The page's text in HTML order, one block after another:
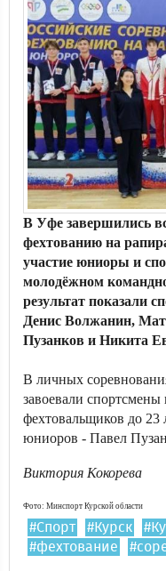
В Уфе завершились
фехтованию на
участие юниоры и
молодёжном
результат показали
Денис Волжанин,
Пузанков и Никита
В личных
завоевали
фехтовальщиков до 23
юниоров - Павел
Виктория Кокорева
Фото: Минспорт Курской области
#Спорт #Курск
#фехтование